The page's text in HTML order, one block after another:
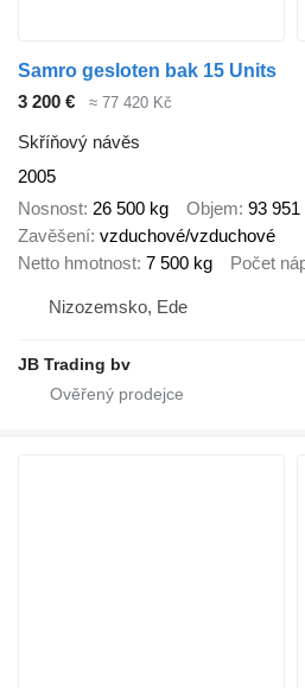
Samro gesloten bak 15 Units
3 200 €
≈ 77 420 Kč
Skříňový návěs
2005
Nosnost 26 500 kg Objem 93 951
Zavěšení vzduchové/vzduchové
Netto hmotnost 7 500 kg Počet
Nizozemsko, Ede
JB Trading bv